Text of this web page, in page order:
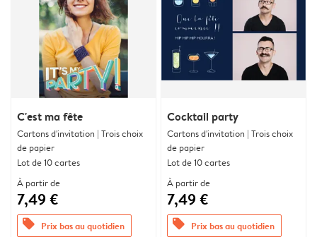
C'est ma fête
Cartons d'invitation | Trois choix
de papier
Lot de 10 cartes
À partir de
7,49 €
offers Prix bas au quotidien
Cocktail party
Cartons d'invitation | Trois choix
de papier
Lot de 10 cartes
À partir de
7,49 €
offers Prix bas au quotidien